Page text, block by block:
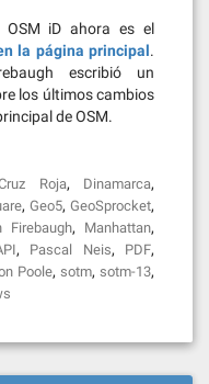
OSM iD ahora es el
la página principal.
escribió un
los últimos cambios
de OSM.
Roja, Dinamarca,
, Geo5, GeoSprocket,
Firebaugh, Manhattan,
, Pascal Neis, PDF,
Poole, sotm,sotm-13,